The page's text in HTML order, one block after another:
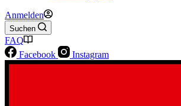
Anmelden
Suchen
FAQ
Facebook
Instagram